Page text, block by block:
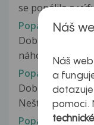
se popálila o
Popálenina
Dobrý večer.
náhodou
Popálenina 3
Dobrý den,
Nešťastnou
Popálenina a
Náš
Náš
a
pomoci.
technické